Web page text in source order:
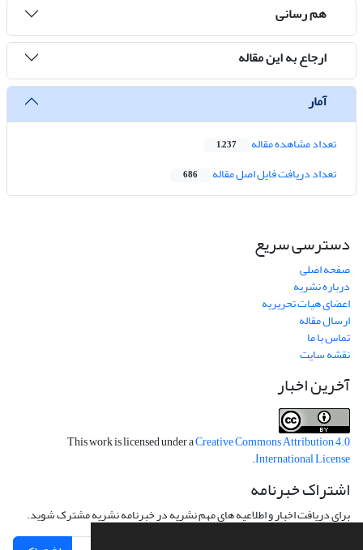
هم رسانی
ارجاع به این مقاله
آمار
تعداد مشاهده مقاله 1,237
تعداد دریافت فایل اصل مقاله 686
دسترسی سریع
صفحه اصلی
درباره نشریه
اعضای هیات تحریریه
ارسال مقاله
تماس با ما
نقشه سایت
آخرین اخبار
This work is licensed under aCreative Commons Attribution 4.0
International License
.
اشتراک خبرنامه
برای دریافت اخبار و اطلاعیه های مهم نشریه در خبرنامه نشریه مشترک شوید.